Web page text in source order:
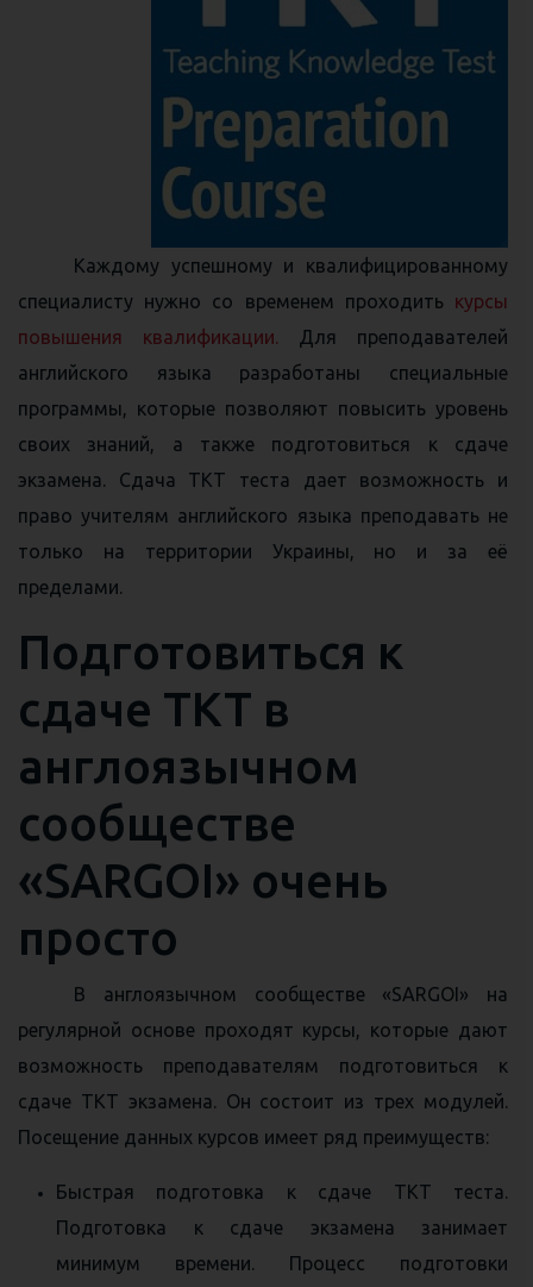
Каждому успешному и квалифицированному
специалисту нужно со временем проходить курсы
повышения квалификации. Для преподавателей
английского языка разработаны специальные
программы, которые позволяют повысить уровень
своих знаний, а также подготовиться к сдаче
экзамена. Сдача ТКТ теста дает возможность и
право учителям английского языка преподавать не
только на территории Украины, но и за её
пределами.
Подготовиться к
сдаче ТКТ в
англоязычном
сообществе
«SARGOI» очень
просто
В англоязычном сообществе «SARGOI» на
регулярной основе проходят курсы, которые дают
возможность преподавателям подготовиться к
сдаче ТКТ экзамена. Он состоит из трех модулей.
Посещение данных курсов имеет ряд преимуществ:
Быстрая подготовка к сдаче TKT теста.
Подготовка к сдаче экзамена занимает
минимум времени. Процесс подготовки